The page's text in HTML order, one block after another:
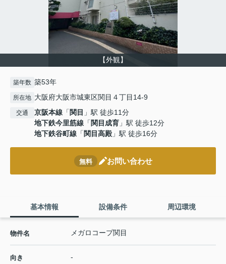
【外観】
築年数 築53年
所在地 大阪府大阪市城東区関目４丁目14-9
交通 京阪本線 「 関目 」駅 徒歩11分
地下鉄今里筋線 「 関目成育 」駅 徒歩12分
地下鉄谷町線 「 関目高殿 」駅 徒歩16分
無料 お問い合わせ
基本情報 設備条件 周辺環境
物件名 メガロコープ関目
向き -